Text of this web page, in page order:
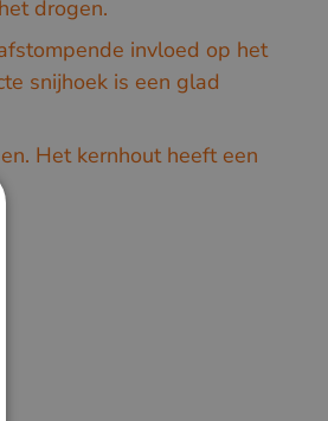
drogen.
invloed op het
snijhoek is een glad
Het kernhout heeft een